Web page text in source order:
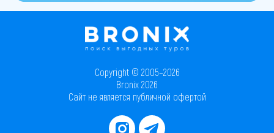
Copyright © 2005–2026
Bronix 2026
Сайт не является публичной офертой